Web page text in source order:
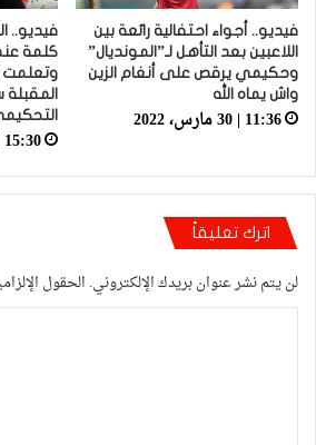
فيديو.. أجواء احتفالية رائعة بين
اللاعبين بعد التأهل لـ”المونديال”
وحكيمي يرقص على أنغام الزين
واش يماه الله
11:36 | 30 مارس، 2022
فيديو..
كلمة
وتعلمت
15:30 | 23 يناير، 2024
اترك تعليقاً
لن يتم نشر عنوان بريدك الإلكتروني. الحقول